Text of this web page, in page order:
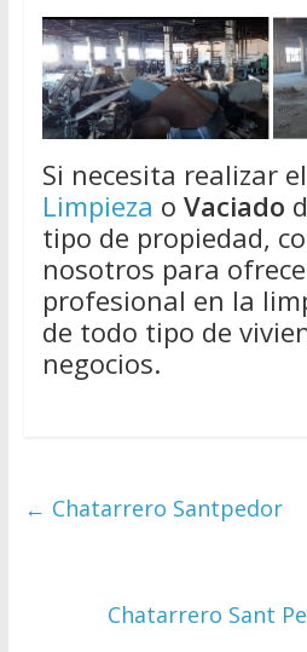
Si necesita realizar el
Limpieza o Vaciado
tipo de propiedad,
nosotros para
profesional en la
de todo tipo de
negocios.
← Chatarrero Santpedor
Chatarrero Sant